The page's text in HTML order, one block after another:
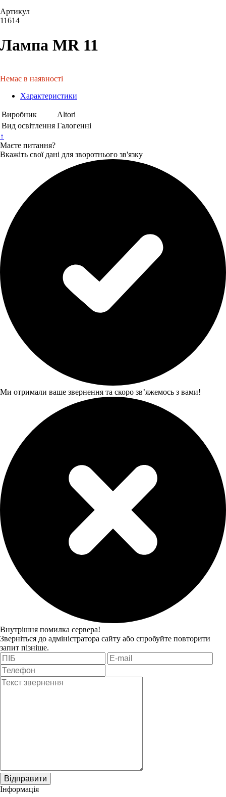
Артикул
11614
Лампа MR 11
Немає в наявності
Характеристики
Виробник
Altori
Вид освітлення Галогенні
↑
Маєте питання?
Вкажіть свої дані для зворотнього зв'язку
Ми отримали ваше звернення та скоро звʼяжемось з вами!
Внутрішня помилка сервера!
Зверніться до адміністратора сайту або спробуйте повторити
запит пізніше.
Відправити
Інформація